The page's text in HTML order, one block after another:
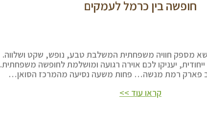
חופשה בין כרמל לעמקים
מספק חוויה משפחתית המשלבת טבע, נופש, שקט ושלווה.
ייחודית, יעניקו לכם אוירה רגועה ומושלמת לחופשה משפחתית.
פארק רמת מנשה… פחות משעה נסיעה מהמרכז הסואן…
קראו עוד >>